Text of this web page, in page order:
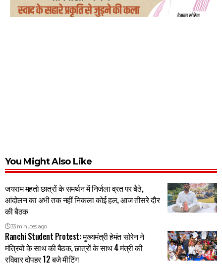
You Might Also Like
जयराम महतो छात्रों के समर्थन में निर्जला व्रत पर बैठे,
आंदोलन का अभी तक नहीं निकला कोई हल, आज तीसरे दौर
की बैठक
33 minutes ago
Ranchi Student Protest: मुख्यमंत्री हेमंत सोरेन ने
मंत्रियों के साथ की बैठक, छात्रों के साथ 4 मंत्री की
रविवार दोपहर 12 बजे मीटिंग